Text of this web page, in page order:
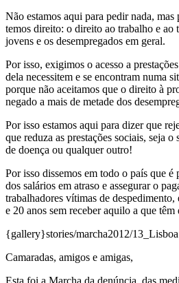
Não estamos aqui para pedir nada,
temos direito: o direito ao trabalho e ao
jovens e os desempregados em geral.
Por isso, exigimos o acesso a
dela necessitem e se encontram numa
porque não aceitamos que o direito à
negado a mais de metade dos
Por isso estamos aqui para dizer que
que reduza as prestações sociais, seja
de doença ou qualquer outro!
Por isso dissemos em todo o país que
dos salários em atraso e assegurar o
trabalhadores vítimas de
e 20 anos sem receber aquilo a que têm
{gallery}stories/marcha2012/
Camaradas, amigos e amigas,
Esta foi a Marcha da denúncia, das